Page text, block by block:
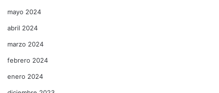
mayo 2024
abril 2024
marzo 2024
febrero 2024
enero 2024